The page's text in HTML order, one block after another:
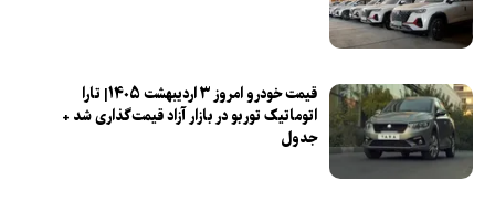
قیمت خودرو امروز ۳ اردیبهشت ۱۴۰۵| تارا
اتوماتیک توربو در بازار آزاد قیمت‌گذاری شد +
جدول